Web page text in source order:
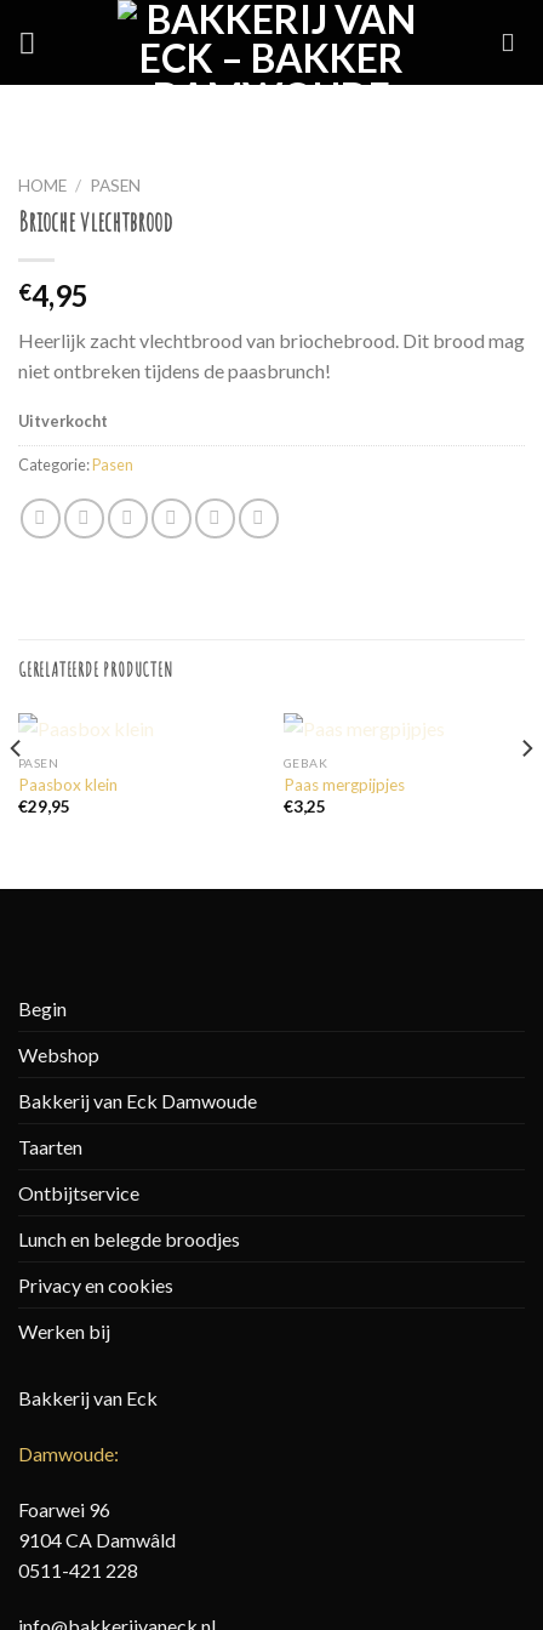
HOME / PASEN
Brioche vlechtbrood
€4,95
Heerlijk zacht vlechtbrood van briochebrood. Dit brood mag
niet ontbreken tijdens de paasbrunch!
Uitverkocht
Categorie:Pasen
GERELATEERDE PRODUCTEN
PASEN
Paasbox klein
€29,95
GEBAK
Paas mergpijpjes
€3,25
Begin
Webshop
Bakkerij van Eck Damwoude
Taarten
Ontbijtservice
Lunch en belegde broodjes
Privacy en cookies
Werken bij
Bakkerij van Eck
Damwoude:
Foarwei 96
9104 CA Damwâld
0511-421 228
info@bakkerijvaneck.nl